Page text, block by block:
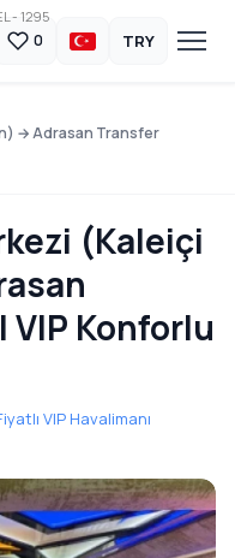
- 1295
0 TRY
→ Adrasan Transfer
(Kaleiçi
VIP Konforlu
VIP Havalimanı